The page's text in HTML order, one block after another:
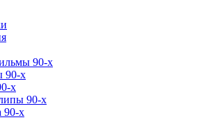
90-х
90-х
х
90-х
90-х